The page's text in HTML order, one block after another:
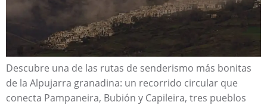
Descubre una de las rutas de senderismo más bonitas
de la Alpujarra granadina: un recorrido circular que
conecta Pampaneira, Bubión y Capileira, tres pueblos